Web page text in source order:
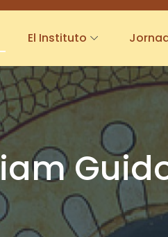
El Instituto